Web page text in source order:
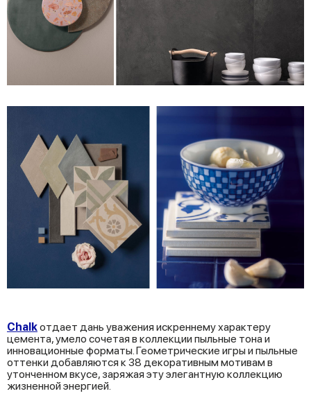
Chalkотдает дань уважения искреннему характеру
цемента, умело сочетая в коллекции пыльные тона и
инновационные форматы. Геометрические игры и пыльные
оттенки добавляются к 38 декоративным мотивам в
утонченном вкусе, заряжая эту элегантную коллекцию
жизненной энергией.